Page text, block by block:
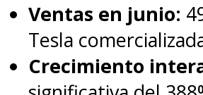
Ventas en junio:
Tesla
Crecimiento